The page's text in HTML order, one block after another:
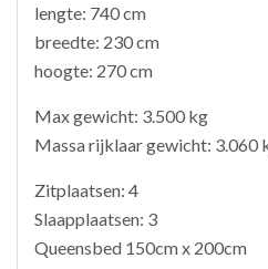
lengte: 740 cm
breedte: 230 cm
hoogte: 270 cm
Max gewicht: 3.500 kg
Massa rijklaar gewicht: 3.060
Zitplaatsen: 4
Slaapplaatsen: 3
Queensbed 150cm x 200cm